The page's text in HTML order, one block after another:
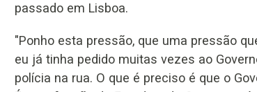
passado em Lisboa.
"Ponho esta pressão, que uma pressão
eu já tinha pedido muitas vezes ao
polícia na rua. O que é preciso é que o